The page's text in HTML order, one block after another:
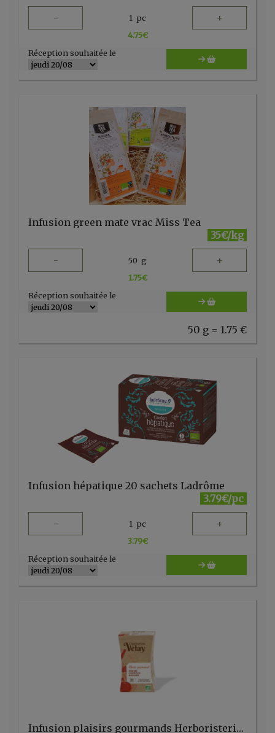
- 1 pc +
4.75€
Réception souhaitée le
Infusion green mate vrac Miss Tea
35€/kg
- 50 g +
1.75€
Réception souhaitée le
50 g = 1.75 €
Infusion hépatique 20 sachets Ladrôme
3.79€/pc
- 1 pc +
3.79€
Réception souhaitée le
Infusion plaisirs gourmands Herboristerie du Velay 20 sachets